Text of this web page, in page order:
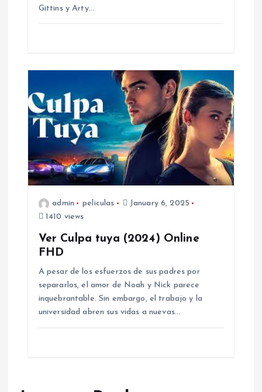
Gittins y Arty…
admin peliculas
January 6, 2025
1410 views
Ver Culpa tuya (2024) Online
FHD
A pesar de los esfuerzos de sus padres por
separarlos, el amor de Noah y Nick parece
inquebrantable. Sin embargo, el trabajo y la
universidad abren sus vidas a nuevas…